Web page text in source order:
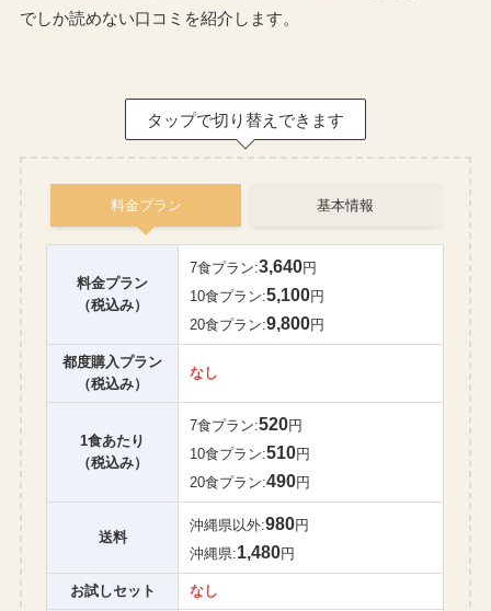
でしか読めない口コミを紹介します。
タップで切り替えできます
料金プラン 基本情報
料金プラン
（税込み）
7食プラン:3,640円
10食プラン:5,100円
20食プラン:9,800円
都度購入プラン
（税込み）
なし
1食あたり
（税込み）
7食プラン:520円
10食プラン:510円
20食プラン:490円
送料
沖縄県以外:980円
沖縄県:1,480円
お試しセット なし